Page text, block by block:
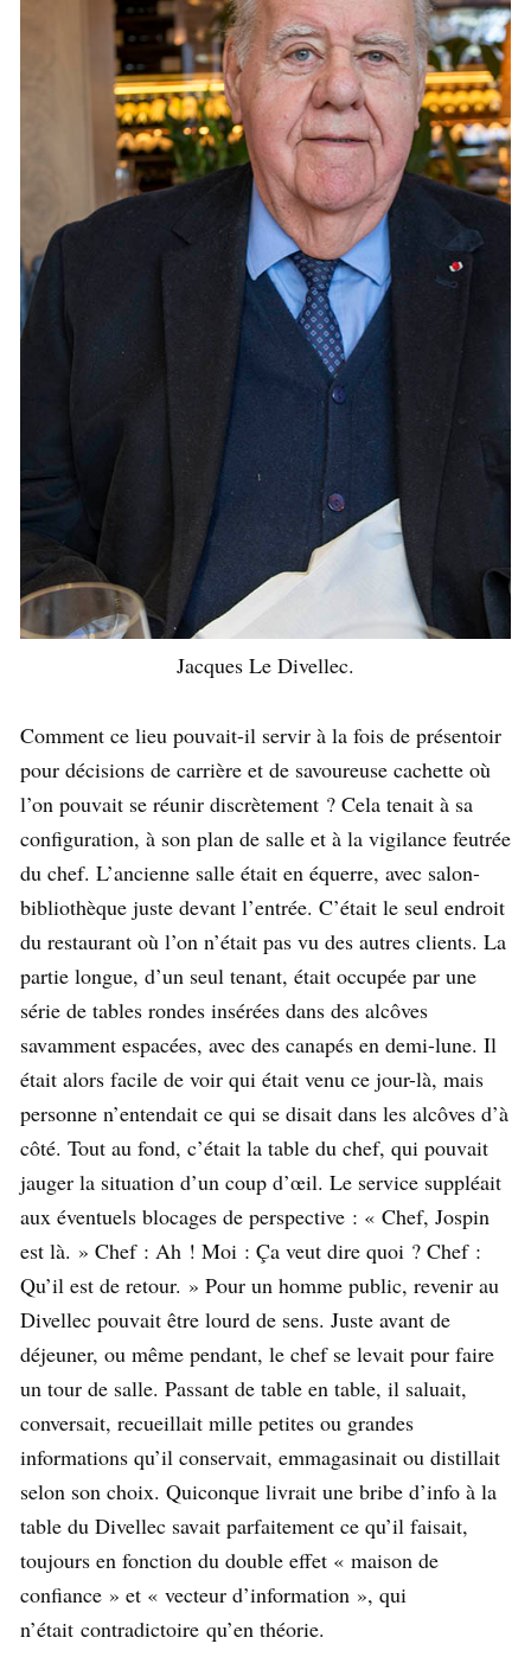
Jacques Le Divellec.
Comment ce lieu pouvait-il servir à la fois de présentoir
pour décisions de carrière et de savoureuse cachette où
l’on pouvait se réunir discrètement ? Cela tenait à sa
configuration, à son plan de salle et à la vigilance feutrée
du chef. L’ancienne salle était en équerre, avec salon-
bibliothèque juste devant l’entrée. C’était le seul endroit
du restaurant où l’on n’était pas vu des autres clients. La
partie longue, d’un seul tenant, était occupée par une
série de tables rondes insérées dans des alcôves
savamment espacées, avec des canapés en demi-lune. Il
était alors facile de voir qui était venu ce jour-là, mais
personne n’entendait ce qui se disait dans les alcôves d’à
côté. Tout au fond, c’était la table du chef, qui pouvait
jauger la situation d’un coup d’œil. Le service suppléait
aux éventuels blocages de perspective : « Chef, Jospin
est là. » Chef : Ah ! Moi : Ça veut dire quoi ? Chef :
Qu’il est de retour. » Pour un homme public, revenir au
Divellec pouvait être lourd de sens. Juste avant de
déjeuner, ou même pendant, le chef se levait pour faire
un tour de salle. Passant de table en table, il saluait,
conversait, recueillait mille petites ou grandes
informations qu’il conservait, emmagasinait ou distillait
selon son choix. Quiconque livrait une bribe d’info à la
table du Divellec savait parfaitement ce qu’il faisait,
toujours en fonction du double effet « maison de
confiance » et « vecteur d’information », qui
n’était contradictoire qu’en théorie.